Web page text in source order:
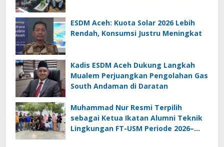
ESDM Aceh: Kuota Solar 2026 Lebih
Rendah, Konsumsi Justru Meningkat
Kadis ESDM Aceh Dukung Langkah
Mualem Perjuangkan Pengolahan Gas
South Andaman di Daratan
Muhammad Nur Resmi Terpilih
sebagai Ketua Ikatan Alumni Teknik
Lingkungan FT-USM Periode 2026–